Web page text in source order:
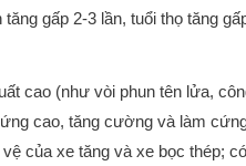
gấp 2-3 lần, tuổi thọ tăng
cao (như vòi phun tên lửa,
cao, tăng cường và làm
vệ của xe tăng và xe bọc